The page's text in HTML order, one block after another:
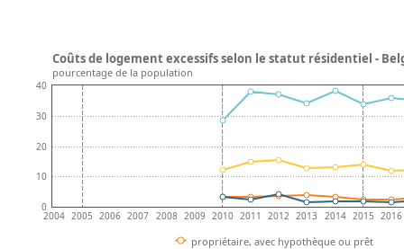
2004 2005 2006 2007 2008 2009 2010 2011 2012 2013 2014 2015 2016
0
10
20
30
40
propriétaire, avec hypothèque ou prêt
Coûts de logement excessifs selon le statut résidentiel -
pourcentage de la population